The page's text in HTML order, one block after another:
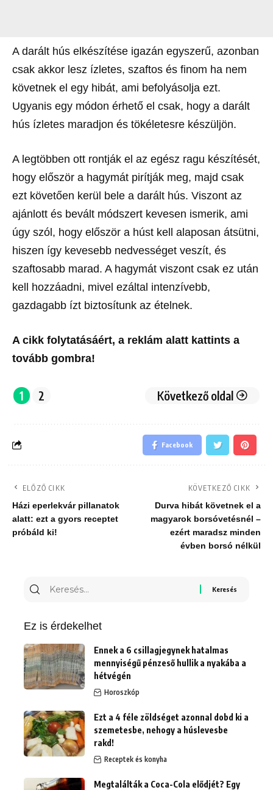
A darált hús elkészítése igazán egyszerű, azonban
csak akkor lesz ízletes, szaftos és finom ha nem
követnek el egy hibát, ami befolyásolja ezt.
Ugyanis egy módon érhető el csak, hogy a darált
hús ízletes maradjon és tökéletesre készüljön.
A legtöbben ott rontják el az egész ragu készítését,
hogy először a hagymát pirítják meg, majd csak
ezt követően kerül bele a darált hús. Viszont az
ajánlott és bevált módszert kevesen ismerik, ami
úgy szól, hogy először a húst kell alaposan átsütni,
hiszen így kevesebb nedvességet veszít, és
szaftosabb marad. A hagymát viszont csak ez után
kell hozzáadni, mivel ezáltal intenzívebb,
gazdagabb ízt biztosítunk az ételnek.
A cikk folytatásáért, a reklám alatt kattints a
tovább gombra!
1 2 Következő oldal
Facebook
ELŐZŐ CIKK
Házi eperlekvár pillanatok
alatt: ezt a gyors receptet
próbáld ki!
KÖVETKEZŐ CIKK
Durva hibát követnek el a
magyarok borsóvetésnél –
ezért maradsz minden
évben borsó nélkül
Keresés
Ez is érdekelhet
Ennek a 6 csillagjegynek hatalmas
mennyiségű pénzeső hullik a nyakába a
hétvégén
Horoszkóp
Ezt a 4 féle zöldséget azonnal dobd ki a
szemetesbe, nehogy a húslevesbe
rakd!
Receptek és konyha
Megtalálták a Coca-Cola elődjét? Egy